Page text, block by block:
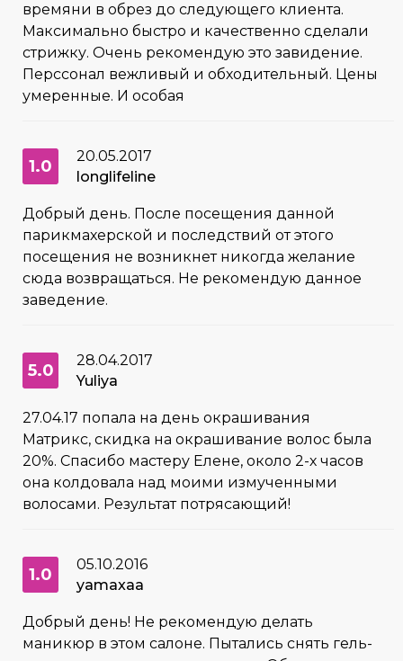
времяни в обрез до следующего клиента.
Максимально быстро и качественно сделали
стрижку. Очень рекомендую это завидение.
Перссонал вежливый и обходительный. Цены
умеренные. И особая
1.0
20.05.2017
longlifeline
Добрый день. После посещения данной
парикмахерской и последствий от этого
посещения не возникнет никогда желание
сюда возвращаться. Не рекомендую данное
заведение.
5.0
28.04.2017
Yuliya
27.04.17 попала на день окрашивания
Матрикс, скидка на окрашивание волос была
20%. Спасибо мастеру Елене, около 2-х часов
она колдовала над моими измученными
волосами. Результат потрясающий!
1.0
05.10.2016
yamaxaa
Добрый день! Не рекомендую делать
маникюр в этом салоне. Пытались снять гель-